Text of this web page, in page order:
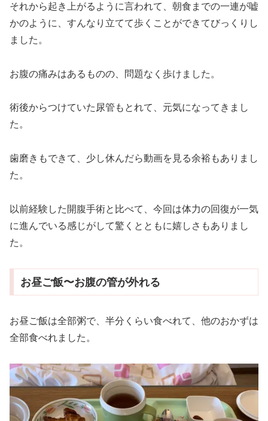
それから起き上がるように言われて、朝食までの一連が嘘
かのように、すんなり立てて歩くことができてびっくりし
ました。
お腹の痛みはあるものの、問題なく歩けました。
術後からつけていた尿管もとれて、元気になってきまし
た。
歯磨きもできて、少し休んだら動画を見る余裕もありまし
た。
以前経験した開腹手術と比べて、今回は体力の回復が一気
に進んでいる感じがして驚くとともに嬉しさもありまし
た。
お昼ご飯〜お腹の管が外れる
お昼ご飯は全部粥で、半分くらい食べれて、他のおかずは
全部食べれました。